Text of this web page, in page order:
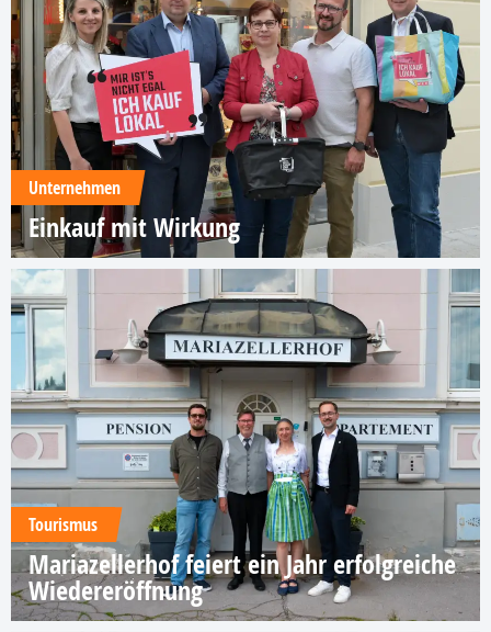
Unternehmen
Einkauf mit Wirkung
Tourismus
Mariazellerhof feiert ein Jahr erfolgreiche
Wiedereröffnung